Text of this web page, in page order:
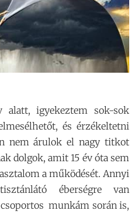
igyekeztem sok-sok
és érzékeltetni
nem árulok el nagy titkot
dolgok, amit 15 év óta sem
a működését. Annyi
éberségre van
munkám során is,